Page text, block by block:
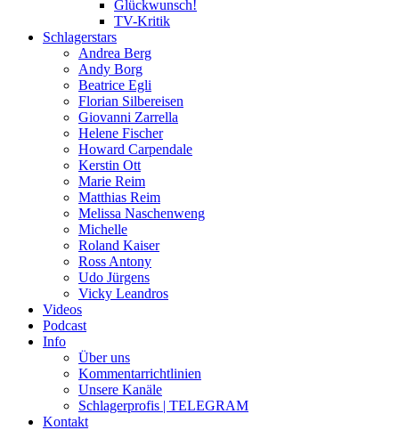
Glückwunsch!
TV-Kritik
Schlagerstars
Andrea Berg
Andy Borg
Beatrice Egli
Florian Silbereisen
Giovanni Zarrella
Helene Fischer
Howard Carpendale
Kerstin Ott
Marie Reim
Matthias Reim
Melissa Naschenweng
Michelle
Roland Kaiser
Ross Antony
Udo Jürgens
Vicky Leandros
Videos
Podcast
Info
Über uns
Kommentarrichtlinien
Unsere Kanäle
Schlagerprofis | TELEGRAM
Kontakt